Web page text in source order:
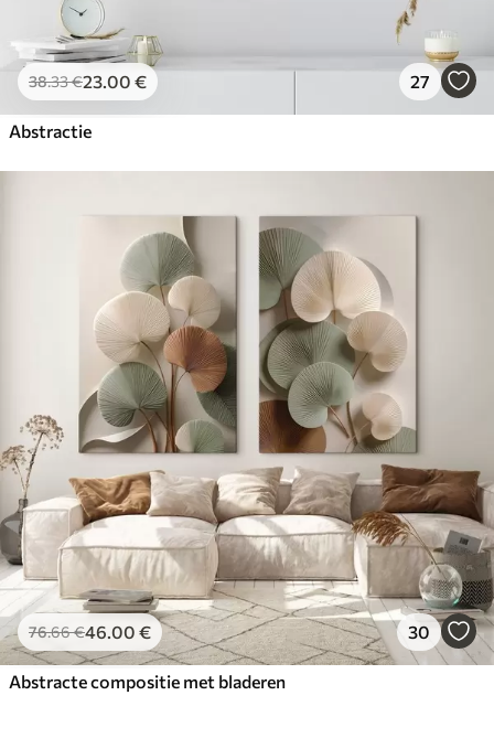
38.33€23.00 € 27
Abstractie
76.66€46.00 € 30
Abstracte compositie met bladeren